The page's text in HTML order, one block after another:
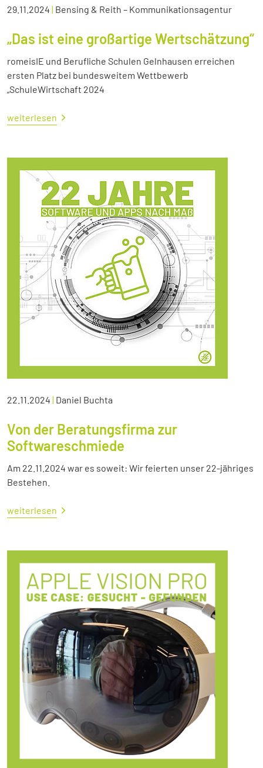
29.11.2024 | Bensing & Reith – Kommunikationsagentur
„Das ist eine großartige Wertschätzung“
romeisIE und Berufliche Schulen Gelnhausen erreichen
ersten Platz bei bundesweitem Wettbewerb
„SchuleWirtschaft 2024
weiterlesen
22.11.2024 | Daniel Buchta
Von der Beratungsfirma zur
Softwareschmiede
Am 22.11.2024 war es soweit: Wir feierten unser 22-jähriges
Bestehen.
weiterlesen